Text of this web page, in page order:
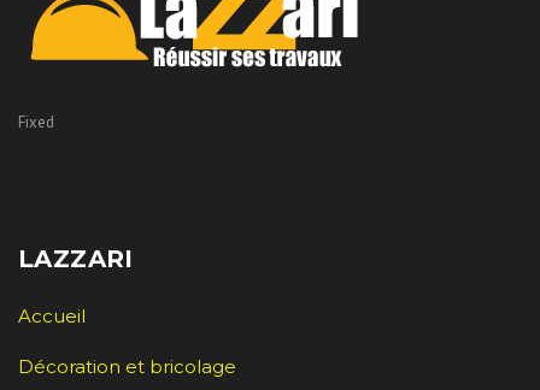
Fixed
LAZZARI
Accueil
Décoration et bricolage